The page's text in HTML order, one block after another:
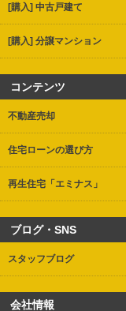
[購入] 中古戸建て
[購入] 分譲マンション
コンテンツ
不動産売却
住宅ローンの選び方
再生住宅「エミナス」
ブログ・SNS
スタッフブログ
会社情報